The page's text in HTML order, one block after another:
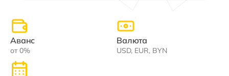
Аванс
от 0%
Валюта
USD, EUR, BYN